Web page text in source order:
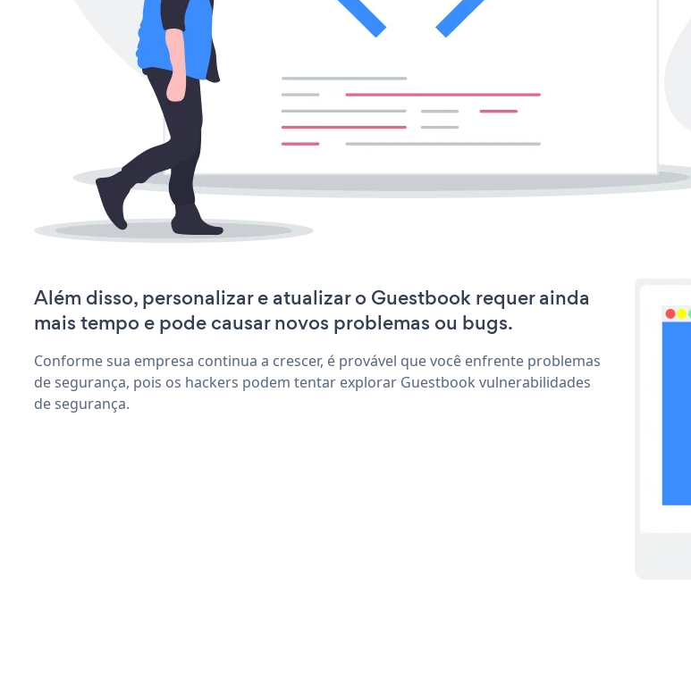
Além disso, personalizar e atualizar o Guestbook requer ainda
mais tempo e pode causar novos problemas ou bugs.
Conforme sua empresa continua a crescer, é provável que você enfrente problemas
de segurança, pois os hackers podem tentar explorar Guestbook vulnerabilidades
de segurança.